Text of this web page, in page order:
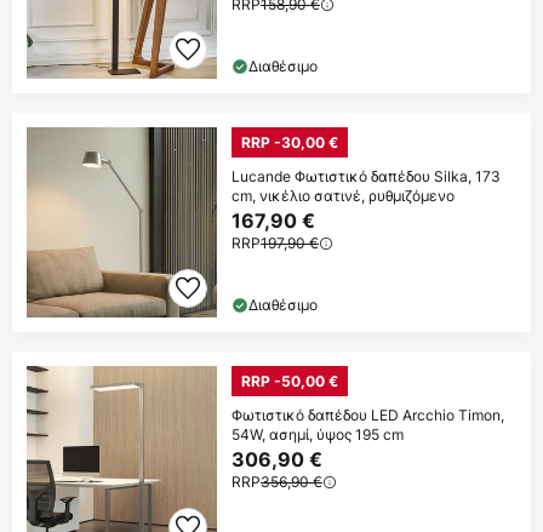
RRP158,90 €
Διαθέσιμο
RRP -30,00 €
Lucande Φωτιστικό δαπέδου Silka, 173
cm, νικέλιο σατινέ, ρυθμιζόμενο
167,90 €
RRP197,90 €
Διαθέσιμο
RRP -50,00 €
Φωτιστικό δαπέδου LED Arcchio Timon,
54W, ασημί, ύψος 195 cm
306,90 €
RRP356,90 €